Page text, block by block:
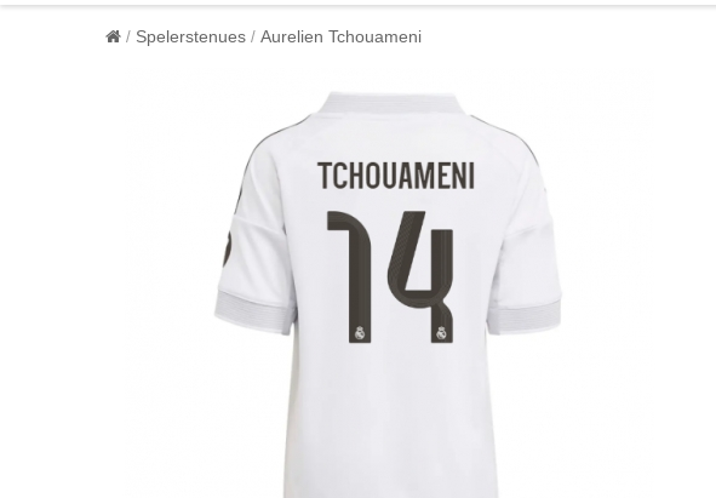
Spelerstenues Aurelien Tchouameni